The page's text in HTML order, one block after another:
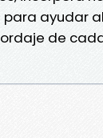
ayudar
de